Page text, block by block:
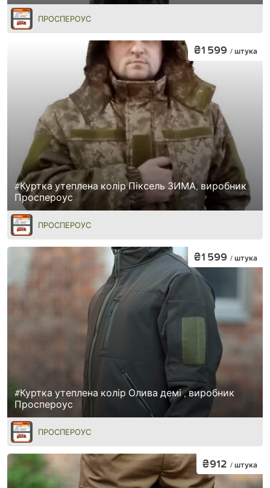
ПРОСПЕРОУС
#Куртка утеплена колір Піксель ЗИМА, виробник
Проспероус
₴1 599 / штука
ПРОСПЕРОУС
#Куртка утеплена колір Олива демі , виробник
Проспероус
₴1 599 / штука
ПРОСПЕРОУС
₴912 / штука